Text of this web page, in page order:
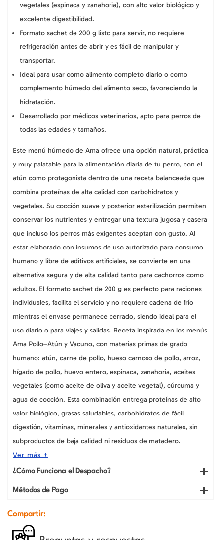
vegetales (espinaca y zanahoria), con alto valor biológico y
excelente digestibilidad.
Formato sachet de 200 g listo para servir, no requiere
refrigeración antes de abrir y es fácil de manipular y
transportar.
Ideal para usar como alimento completo diario o como
complemento húmedo del alimento seco, favoreciendo la
hidratación.
Desarrollado por médicos veterinarios, apto para perros de
todas las edades y tamaños.
Este menú húmedo de Ama ofrece una opción natural, práctica
y muy palatable para la alimentación diaria de tu perro, con el
atún como protagonista dentro de una receta balanceada que
combina proteínas de alta calidad con carbohidratos y
vegetales. Su cocción suave y posterior esterilización permiten
conservar los nutrientes y entregar una textura jugosa y casera
que incluso los perros más exigentes aceptan con gusto. Al
estar elaborado con insumos de uso autorizado para consumo
humano y libre de aditivos artificiales, se convierte en una
alternativa segura y de alta calidad tanto para cachorros como
adultos. El formato sachet de 200 g es perfecto para raciones
individuales, facilita el servicio y no requiere cadena de frío
mientras el envase permanece cerrado, siendo ideal para el
uso diario o para viajes y salidas. Receta inspirada en los menús
Ama Pollo–Atún y Vacuno, con materias primas de grado
humano: atún, carne de pollo, hueso carnoso de pollo, arroz,
hígado de pollo, huevo entero, espinaca, zanahoria, aceites
vegetales (como aceite de oliva y aceite vegetal), cúrcuma y
agua de cocción. Esta combinación entrega proteínas de alto
valor biológico, grasas saludables, carbohidratos de fácil
digestión, vitaminas, minerales y antioxidantes naturales, sin
subproductos de baja calidad ni residuos de matadero.
Ver más +
¿Cómo Funciona el Despacho?
Métodos de Pago
Compartir: